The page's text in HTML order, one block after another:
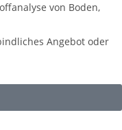
von Boden,
Angebot oder